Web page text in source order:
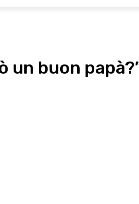
un buon